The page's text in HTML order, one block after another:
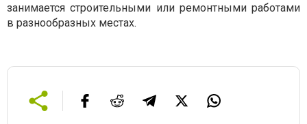
занимается строительными или ремонтными работами
в разнообразных местах.